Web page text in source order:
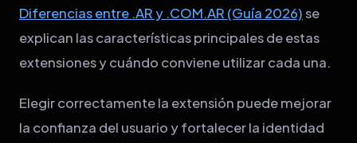
Diferencias entre .AR y .COM.AR (Guía 2026)se
explican las características principales de estas
extensiones y cuándo conviene utilizar cada una.
Elegir correctamente la extensión puede mejorar
la confianza del usuario y fortalecer la identidad